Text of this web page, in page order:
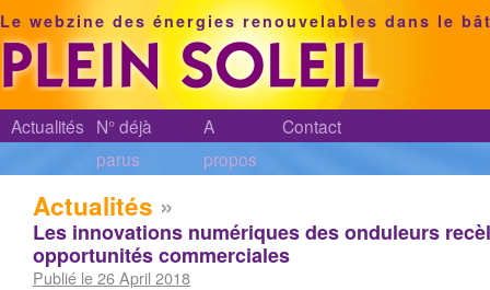
Le webzine des énergies renouvelables dans le
Actualités N° déjà
parus
A
propos
Contact
Actualités »
Les innovations numériques des onduleurs
opportunités commerciales
Publié le 26 April 2018